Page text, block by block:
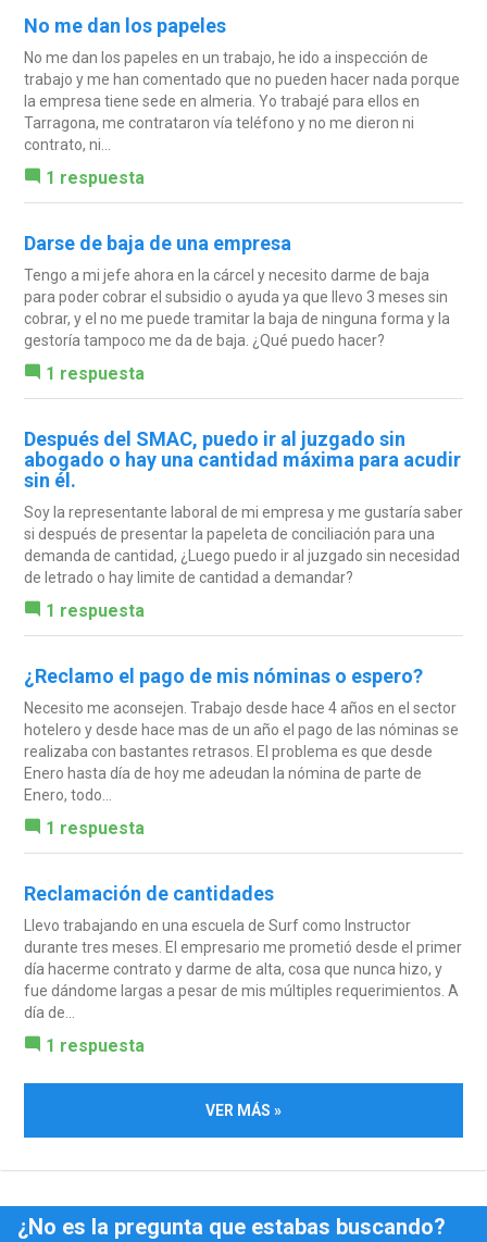
No me dan los papeles
No me dan los papeles en un trabajo, he ido a inspección de
trabajo y me han comentado que no pueden hacer nada porque
la empresa tiene sede en almeria. Yo trabajé para ellos en
Tarragona, me contrataron vía teléfono y no me dieron ni
contrato, ni...
1 respuesta
Darse de baja de una empresa
Tengo a mi jefe ahora en la cárcel y necesito darme de baja
para poder cobrar el subsidio o ayuda ya que llevo 3 meses sin
cobrar, y el no me puede tramitar la baja de ninguna forma y la
gestoría tampoco me da de baja. ¿Qué puedo hacer?
1 respuesta
Después del SMAC, puedo ir al juzgado sin
abogado o hay una cantidad máxima para acudir
sin él.
Soy la representante laboral de mi empresa y me gustaría saber
si después de presentar la papeleta de conciliación para una
demanda de cantidad, ¿Luego puedo ir al juzgado sin necesidad
de letrado o hay limite de cantidad a demandar?
1 respuesta
¿Reclamo el pago de mis nóminas o espero?
Necesito me aconsejen. Trabajo desde hace 4 años en el sector
hotelero y desde hace mas de un año el pago de las nóminas se
realizaba con bastantes retrasos. El problema es que desde
Enero hasta día de hoy me adeudan la nómina de parte de
Enero, todo...
1 respuesta
Reclamación de cantidades
Llevo trabajando en una escuela de Surf como Instructor
durante tres meses. El empresario me prometió desde el primer
día hacerme contrato y darme de alta, cosa que nunca hizo, y
fue dándome largas a pesar de mis múltiples requerimientos. A
día de...
1 respuesta
VER MÁS »
¿No es la pregunta que estabas buscando?